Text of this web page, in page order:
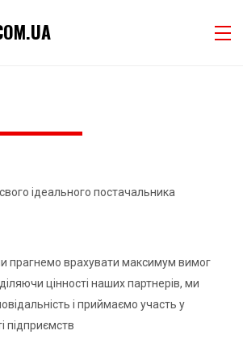
ідеального постачальника
прагнемо врахувати максимум вимог
цінності наших партнерів, ми
і приймаємо участь у
підприємств